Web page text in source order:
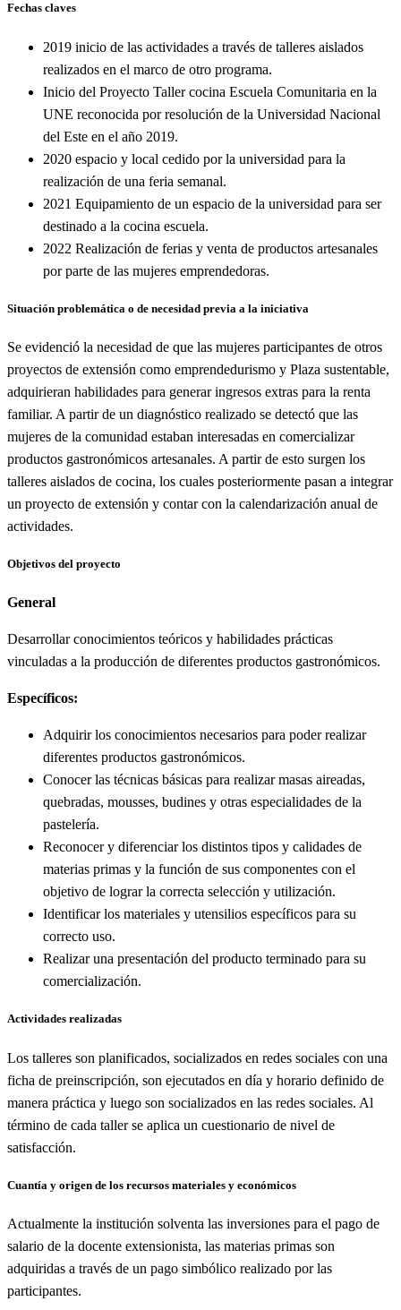
Fechas claves
2019 inicio de las actividades a través de talleres aislados
realizados en el marco de otro programa.
Inicio del Proyecto Taller cocina Escuela Comunitaria en la
UNE reconocida por resolución de la Universidad Nacional
del Este en el año 2019.
2020 espacio y local cedido por la universidad para la
realización de una feria semanal.
2021 Equipamiento de un espacio de la universidad para ser
destinado a la cocina escuela.
2022 Realización de ferias y venta de productos artesanales
por parte de las mujeres emprendedoras.
Situación problemática o de necesidad previa a la iniciativa
Se evidenció la necesidad de que las mujeres participantes de otros
proyectos de extensión como emprendedurismo y Plaza sustentable,
adquirieran habilidades para generar ingresos extras para la renta
familiar. A partir de un diagnóstico realizado se detectó que las
mujeres de la comunidad estaban interesadas en comercializar
productos gastronómicos artesanales. A partir de esto surgen los
talleres aislados de cocina, los cuales posteriormente pasan a integrar
un proyecto de extensión y contar con la calendarización anual de
actividades.
Objetivos del proyecto
General
Desarrollar conocimientos teóricos y habilidades prácticas
vinculadas a la producción de diferentes productos gastronómicos.
Específicos:
Adquirir los conocimientos necesarios para poder realizar
diferentes productos gastronómicos.
Conocer las técnicas básicas para realizar masas aireadas,
quebradas, mousses, budines y otras especialidades de la
pastelería.
Reconocer y diferenciar los distintos tipos y calidades de
materias primas y la función de sus componentes con el
objetivo de lograr la correcta selección y utilización.
Identificar los materiales y utensilios específicos para su
correcto uso.
Realizar una presentación del producto terminado para su
comercialización.
Actividades realizadas
Los talleres son planificados, socializados en redes sociales con una
ficha de preinscripción, son ejecutados en día y horario definido de
manera práctica y luego son socializados en las redes sociales. Al
término de cada taller se aplica un cuestionario de nivel de
satisfacción.
Cuantía y origen de los recursos materiales y económicos
Actualmente la institución solventa las inversiones para el pago de
salario de la docente extensionista, las materias primas son
adquiridas a través de un pago simbólico realizado por las
participantes.